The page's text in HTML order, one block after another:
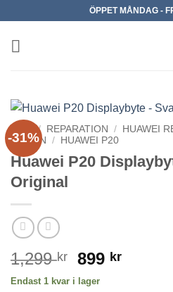
content
ÖPPET MÅNDAG -
-31%
/ REPARATION / HUAWEI
SERIEN
/ HUAWEI P20
Huawei P20
Original
1,299kr
Det
ursprungliga
899 krDet
Endast 1 kvar i lager